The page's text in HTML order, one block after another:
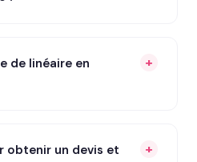
de linéaire en
obtenir un devis et